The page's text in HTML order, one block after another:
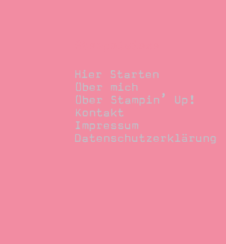
Hier Starten
Über mich
Über Stampin’ Up!
Kontakt
Impressum
Datenschutzerklärung